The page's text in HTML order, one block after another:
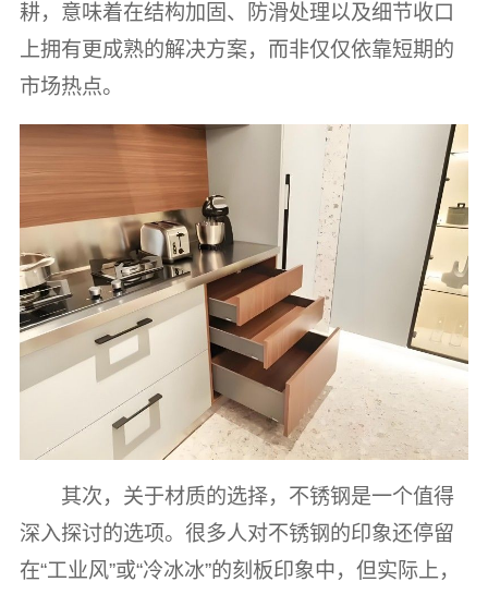
耕，意味着在结构加固、防滑处理以及细节收口
上拥有更成熟的解决方案，而非仅仅依靠短期的
市场热点。
其次，关于材质的选择，不锈钢是一个值得
深入探讨的选项。很多人对不锈钢的印象还停留
在“工业风”或“冷冰冰”的刻板印象中，但实际上，